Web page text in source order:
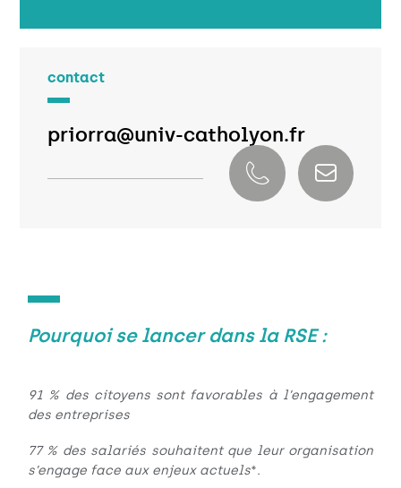
contact
priorra@univ-catholyon.fr
Pourquoi se lancer dans la RSE :
91 % des citoyens sont favorables à l’engagement
des entreprises
77 % des salariés souhaitent que leur organisation
s’engage face aux enjeux actuels*.